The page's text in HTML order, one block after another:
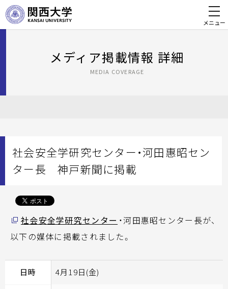
メニュー
メディア掲載情報 詳細
MEDIA COVERAGE
社会安全学研究センター・河田惠昭セン
ター長 神戸新聞に掲載
社会安全学研究センター ・河田惠昭センター長が、
以下の媒体に掲載されました。
日時 4月19日(金)